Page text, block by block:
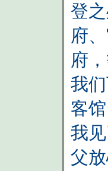
登
府
府
我
客
我
父